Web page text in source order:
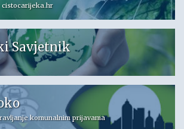
Savjetnik
komunalnim prijavama